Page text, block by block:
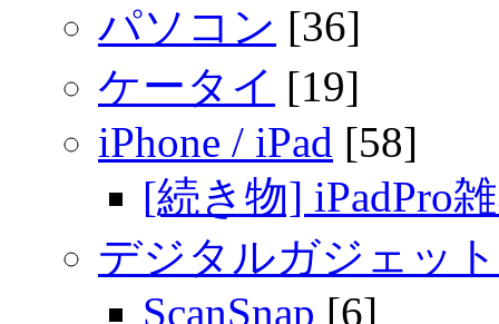
パソコン [36]
ケータイ [19]
iPhone / iPad [58]
[続き物] iPadPro
デジタルガジェット
ScanSnap [6]